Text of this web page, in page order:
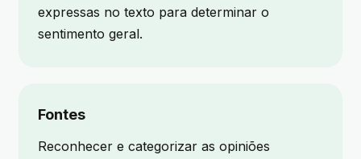
expressas no texto para determinar o
sentimento geral.
Fontes
Reconhecer e categorizar as opiniões